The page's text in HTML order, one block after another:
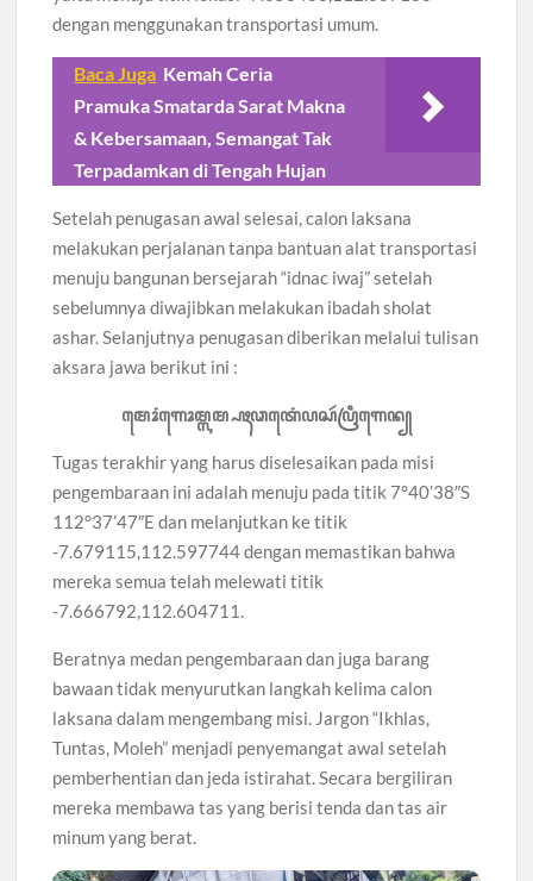
dengan menggunakan transportasi umum.
Baca Juga Kemah Ceria
Pramuka Smatarda Sarat Makna
& Kebersamaan, Semangat Tak
Terpadamkan di Tengah Hujan
Setelah penugasan awal selesai, calon laksana
melakukan perjalanan tanpa bantuan alat transportasi
menuju bangunan bersejarah “idnac iwaj” setelah
sebelumnya diwajibkan melakukan ibadah sholat
ashar. Selanjutnya penugasan diberikan melalui tulisan
aksara jawa berikut ini :
ꦩꦺꦴꦁꦒꦺꦴꦩ꧀ꦭꦩ꧀ꦥꦃꦣꦠꦺꦁꦥꦱꦂꦥꦿꦶꦒꦺꦤ꧀
Tugas terakhir yang harus diselesaikan pada misi
pengembaraan ini adalah menuju pada titik 7°40’38″S
112°37’47″E dan melanjutkan ke titik
-7.679115,112.597744 dengan memastikan bahwa
mereka semua telah melewati titik
-7.666792,112.604711.
Beratnya medan pengembaraan dan juga barang
bawaan tidak menyurutkan langkah kelima calon
laksana dalam mengembang misi. Jargon “Ikhlas,
Tuntas, Moleh” menjadi penyemangat awal setelah
pemberhentian dan jeda istirahat. Secara bergiliran
mereka membawa tas yang berisi tenda dan tas air
minum yang berat.